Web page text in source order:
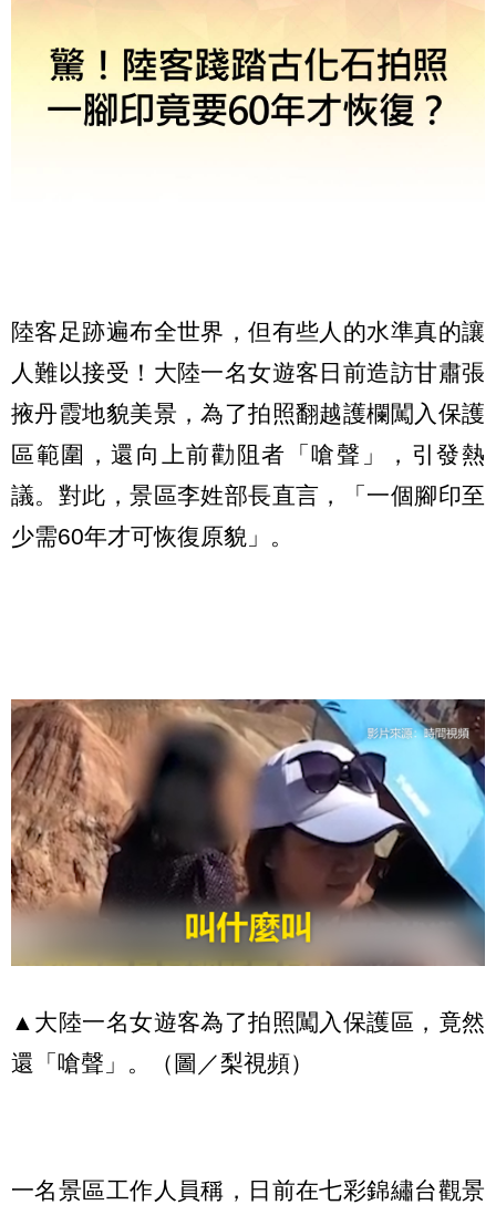
陸客足跡遍布全世界，但有些人的水準真的讓
人難以接受！大陸一名女遊客日前造訪甘肅張
掖丹霞地貌美景，為了拍照翻越護欄闖入保護
區範圍，還向上前勸阻者「嗆聲」，引發熱
議。對此，景區李姓部長直言，「一個腳印至
少需60年才可恢復原貌」。
▲大陸一名女遊客為了拍照闖入保護區，竟然
還「嗆聲」。（圖／梨視頻）
一名景區工作人員稱，日前在七彩錦繡台觀景